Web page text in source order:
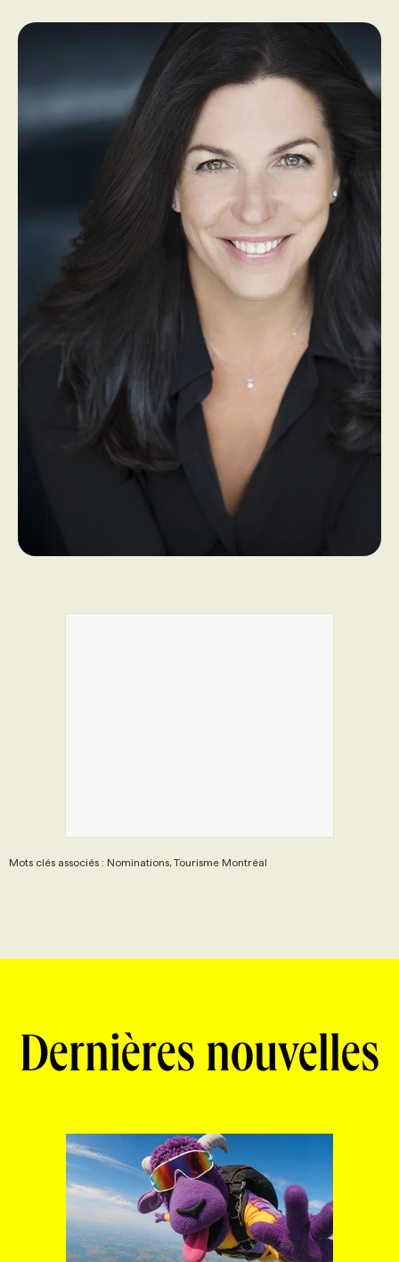
Mots clés associés : Nominations, Tourisme Montréal
Dernières nouvelles